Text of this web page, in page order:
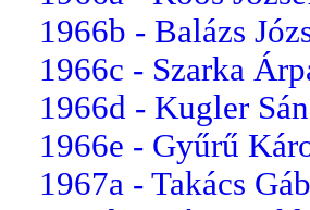
1966b - Balázs
1966c - Szarka
1966d - Kugler
1966e - Gyűrű
1967a - Takács